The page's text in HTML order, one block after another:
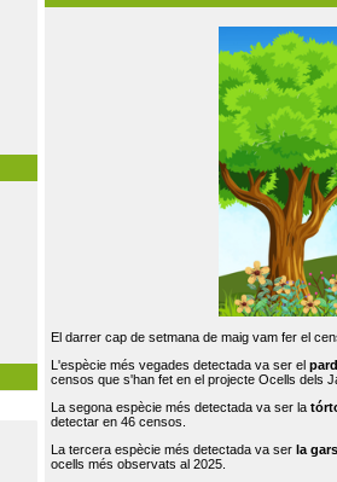
El darrer cap de setmana de maig vam fer el
L'espècie més vegades detectada va ser el
censos que s'han fet en el projecte Ocells dels
La segona espècie més detectada va ser la
detectar en 46 censos.
La tercera espècie més detectada va ser la
ocells més observats al 2025.